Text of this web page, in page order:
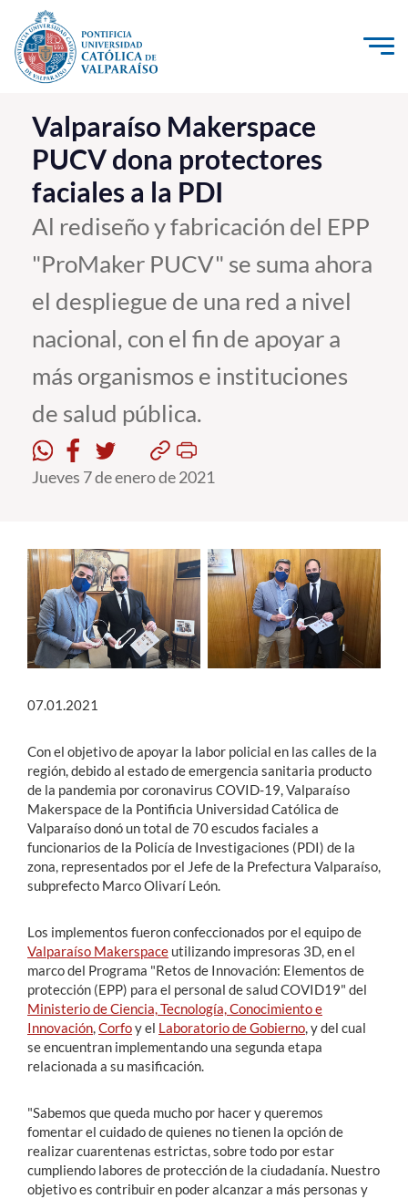
Click acá para ir directamente al contenido
La Universidad
Investigación, Creación e Innovación
PUCV Internacional
Vinculación con el Medio
Admisión
Pregrado
Estudiantes
Alumni
English
Valparaíso Makerspace
PUCV dona protectores
faciales a la PDI
Al rediseño y fabricación del EPP
"ProMaker PUCV" se suma ahora
el despliegue de una red a nivel
nacional, con el fin de apoyar a
más organismos e instituciones
de salud pública.
Jueves 7 de enero de 2021
07.01.2021
Con el objetivo de apoyar la labor policial en las calles de la
región, debido al estado de emergencia sanitaria producto
de la pandemia por coronavirus COVID-19, Valparaíso
Makerspace de la Pontificia Universidad Católica de
Valparaíso donó un total de 70 escudos faciales a
funcionarios de la Policía de Investigaciones (PDI) de la
zona, representados por el Jefe de la Prefectura Valparaíso,
subprefecto Marco Olivarí León.
Los implementos fueron confeccionados por el equipo de
Valparaíso Makerspace utilizando impresoras 3D, en el
marco del Programa "Retos de Innovación: Elementos de
protección (EPP) para el personal de salud COVID19" del
Ministerio de Ciencia, Tecnología, Conocimiento e
Innovación,Corfoy el Laboratorio de Gobierno, y del cual
se encuentran implementando una segunda etapa
relacionada a su masificación.
"Sabemos que queda mucho por hacer y queremos
fomentar el cuidado de quienes no tienen la opción de
realizar cuarentenas estrictas, sobre todo por estar
cumpliendo labores de protección de la ciudadanía. Nuestro
objetivo es contribuir en poder alcanzar a más personas y